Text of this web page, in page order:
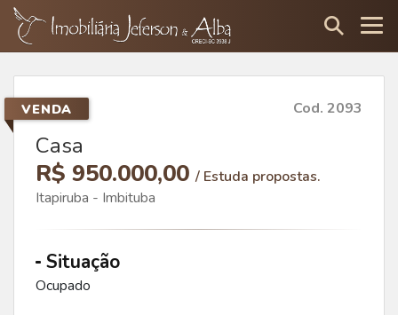
VENDA Cod. 2093
Casa
R$ 950.000,00 / Estuda propostas.
Itapiruba - Imbituba
Situação
Ocupado